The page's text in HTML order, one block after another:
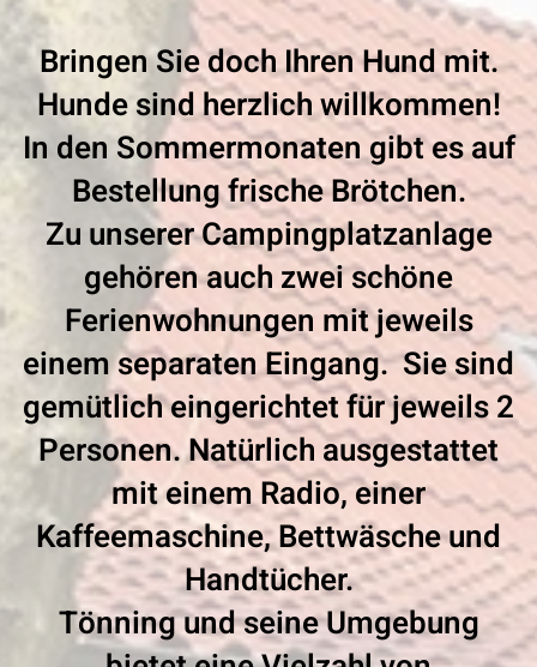
Bringen Sie doch Ihren Hund mit.
Hunde sind herzlich willkommen!
In den Sommermonaten gibt es auf
Bestellung frische Brötchen.
Zu unserer Campingplatzanlage
gehören auch zwei schöne
Ferienwohnungen mit jeweils
einem separaten Eingang. Sie sind
gemütlich eingerichtet für jeweils 2
Personen. Natürlich ausgestattet
mit einem Radio, einer
Kaffeemaschine, Bettwäsche und
Handtücher.
Tönning und seine Umgebung